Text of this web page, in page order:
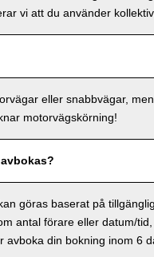
vi att du använder
eller snabbvägar,
motorvägskörning!
göras baserat på
antal förare eller datum/tid,
avboka din bokning inom 6